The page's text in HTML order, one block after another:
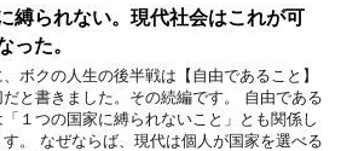
縛られない。現代社会はこれが可
った。
ボクの人生の後半戦は【自由であること】
と書きました。その続編です。 自由である
「１つの国家に縛られないこと」とも関係し
。 なぜならば、現代は個人が国家を選べる